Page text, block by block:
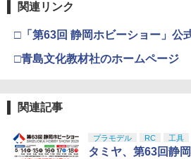
関連リンク
□「第63回 静岡ホビーショー」公
□青島文化教材社のホームページ
関連記事
プラモデル RC 工具
タミヤ、第63回静